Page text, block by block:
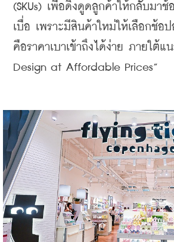
(SKUs) เพื่อดึงดูดลูกค้าให้กลับมา
เบื่อ เพราะมีสินค้าใหม่ให้เลือกช้อ
คือราคาเบาเข้าถึงได้ง่าย ภายใต้แ
Design at Affordable Prices”